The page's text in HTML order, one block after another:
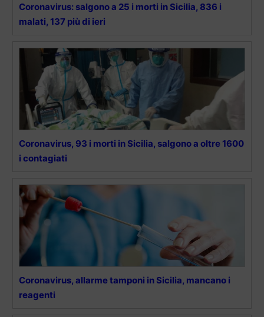
Coronavirus: salgono a 25 i morti in Sicilia, 836 i
malati, 137 più di ieri
Coronavirus, 93 i morti in Sicilia, salgono a oltre 1600
i contagiati
Coronavirus, allarme tamponi in Sicilia, mancano i
reagenti